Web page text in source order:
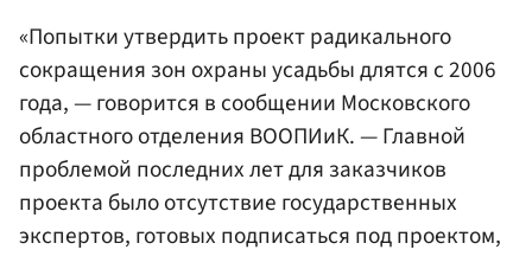
«Попытки утвердить проект радикального
сокращения зон охраны усадьбы длятся с 2006
года, — говорится в сообщении Московского
областного отделения ВООПИиК. — Главной
проблемой последних лет для заказчиков
проекта было отсутствие государственных
экспертов, готовых подписаться под проектом,